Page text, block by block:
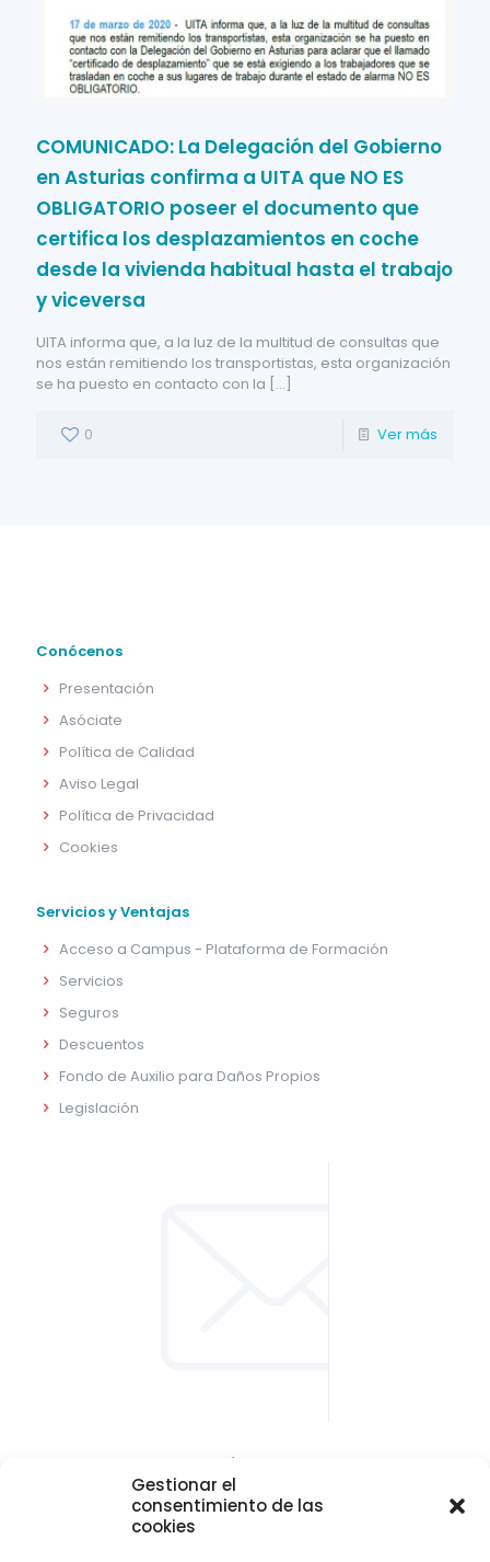
Gestionar el
consentimiento de las
cookies
COMUNICADO: La Delegación del Gobierno
en Asturias confirma a UITA que NO ES
OBLIGATORIO poseer el documento que
certifica los desplazamientos en coche
desde la vivienda habitual hasta el trabajo
y viceversa
UITA informa que, a la luz de la multitud de consultas que
nos están remitiendo los transportistas, esta organización
se ha puesto en contacto con la […]
0 Ver más
Conócenos
Presentación
Asóciate
Política de Calidad
Aviso Legal
Política de Privacidad
Cookies
Servicios y Ventajas
Acceso a Campus - Plataforma de Formación
Servicios
Seguros
Descuentos
Fondo de Auxilio para Daños Propios
Legislación
CONTACTO Y LOCALIZACIÓN
Parque empresarial de Asipo
Plaza Julio Alberto Blanco, 1 - 1ª planta - Of. 33